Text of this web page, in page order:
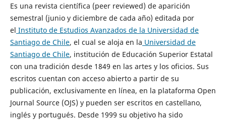
Es una revista científica (peer reviewed) de aparición
semestral (junio y diciembre de cada año) editada por
el Instituto de Estudios Avanzados de la Universidad de
Santiago de Chile, el cual se aloja en la Universidad de
Santiago de Chile, institución de Educación Superior Estatal
con una tradición desde 1849 en las artes y los oficios. Sus
escritos cuentan con acceso abierto a partir de su
publicación, exclusivamente en línea, en la plataforma Open
Journal Source (OJS) y pueden ser escritos en castellano,
inglés y portugués. Desde 1999 su objetivo ha sido